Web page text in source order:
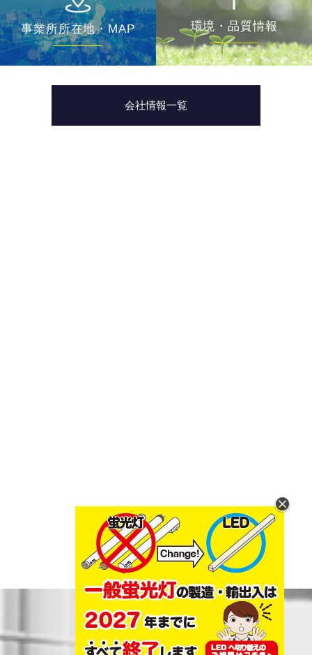
事業所所在地・MAP 環境・品質情報
会社情報一覧